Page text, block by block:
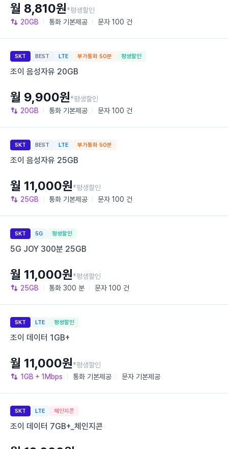
20GB 통화 기본제공 문자 100 건
월 8,810원*평생할인
SKT BEST LTE 부가통화 50분 평생할인
조이 음성자유 20GB
20GB 통화 기본제공 문자 100 건
월 9,900원*평생할인
SKT BEST LTE 부가통화 50분
조이 음성자유 25GB
25GB 통화 기본제공 문자 100 건
월 11,000원*평생할인
SKT 5G 평생할인
5G JOY 300분 25GB
25GB 통화 300 분 문자 100 건
월 11,000원*평생할인
SKT LTE 평생할인
조이 데이터 1GB+
1GB + 1Mbps 통화 기본제공 문자 기본제공
월 11,000원*평생할인
SKT LTE 체인지콘
조이 데이터 7GB+_체인지콘